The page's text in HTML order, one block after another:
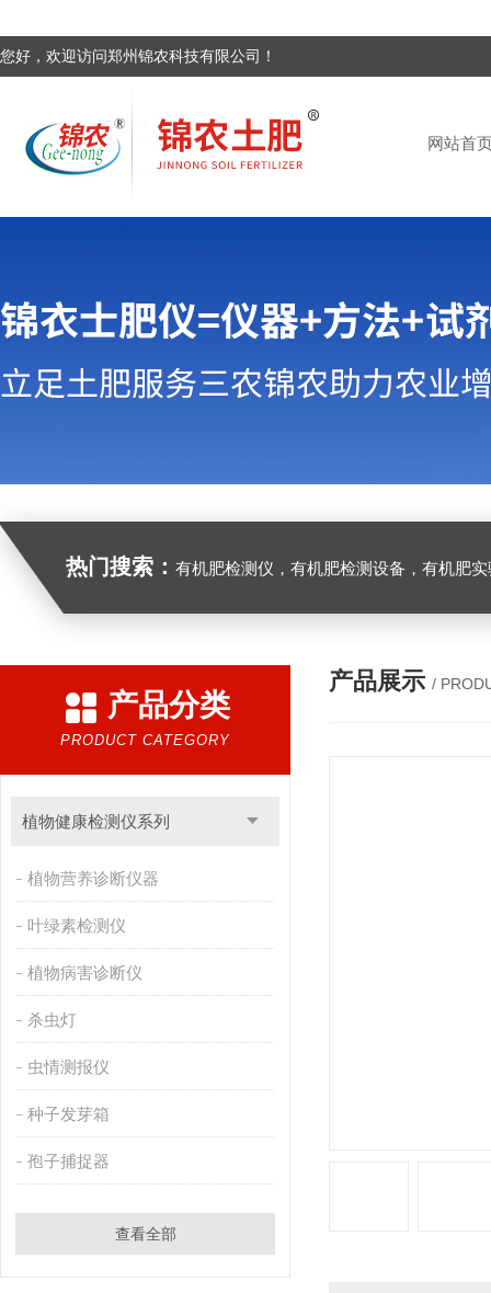
您好，欢迎访问郑州锦农科技有限公司！
网站首
热门搜索： 有机肥检测仪，有机肥检测设备，有机肥实验室设备，生物有
产品分类
PRODUCT CATEGORY
植物健康检测仪系列
植物营养诊断仪器
叶绿素检测仪
植物病害诊断仪
杀虫灯
虫情测报仪
种子发芽箱
孢子捕捉器
查看全部
产品展示 /